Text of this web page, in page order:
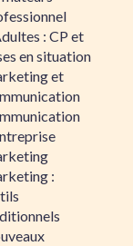
: CP et
en situation
et
: